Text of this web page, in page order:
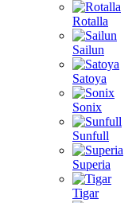
Rotalla
Sailun
Satoya
Sonix
Sunfull
Superia
Tigar